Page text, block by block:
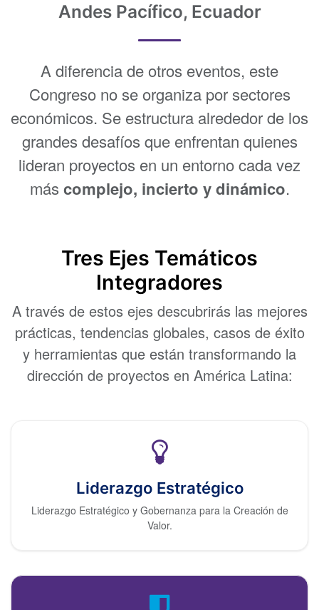
Andes Pacífico, Ecuador
A diferencia de otros eventos, este
Congreso no se organiza por sectores
económicos. Se estructura alrededor de los
grandes desafíos que enfrentan quienes
lideran proyectos en un entorno cada vez
más complejo, incierto y dinámico.
Tres Ejes Temáticos
Integradores
A través de estos ejes descubrirás las mejores
prácticas, tendencias globales, casos de éxito
y herramientas que están transformando la
dirección de proyectos en América Latina:
Liderazgo Estratégico
Liderazgo Estratégico y Gobernanza para la Creación de
Valor.